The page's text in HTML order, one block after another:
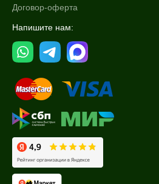
Договор-оферта
Напишите нам: